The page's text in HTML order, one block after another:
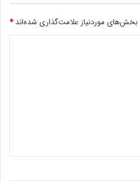
بخش‌های موردنیاز علامت‌گذاری شده‌اند*